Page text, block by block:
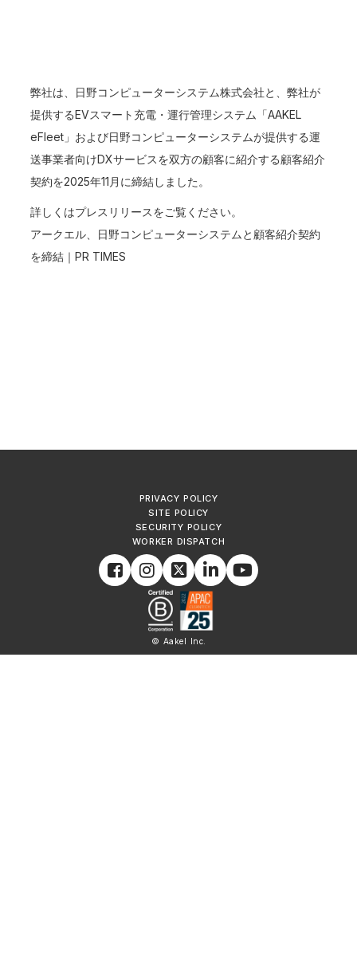
弊社は、日野コンピューターシステム株式会社と、弊社が
提供するEVスマート充電・運行管理システム「AAKEL
eFleet」および日野コンピューターシステムが提供する運
送事業者向けDXサービスを双方の顧客に紹介する顧客紹介
契約を2025年11月に締結しました。
詳しくはプレスリリースをご覧ください。
アークエル、日野コンピューターシステムと顧客紹介契約
を締結｜PR TIMES
PRIVACY POLICY
SITE POLICY
SECURITY POLICY
WORKER DISPATCH
© Aakel Inc.